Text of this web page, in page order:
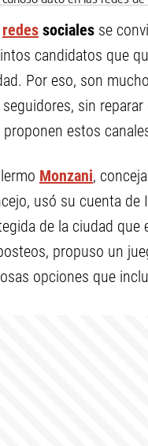
redes sociales se
candidatos que
Por eso, son
sin
proponen estos
Monzani,
usó su cuenta
de la ciudad que
propuso un
opciones que